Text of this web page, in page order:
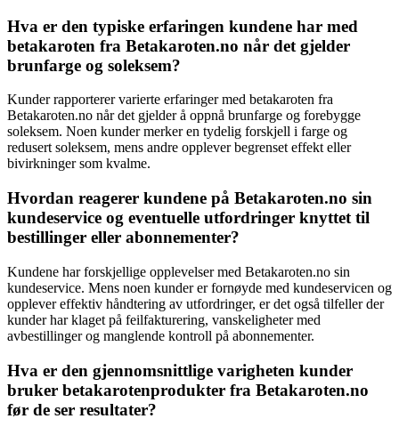
Hva er den typiske erfaringen kundene har med
betakaroten fra Betakaroten.no når det gjelder
brunfarge og soleksem?
Kunder rapporterer varierte erfaringer med betakaroten fra
Betakaroten.no når det gjelder å oppnå brunfarge og forebygge
soleksem. Noen kunder merker en tydelig forskjell i farge og
redusert soleksem, mens andre opplever begrenset effekt eller
bivirkninger som kvalme.
Hvordan reagerer kundene på Betakaroten.no sin
kundeservice og eventuelle utfordringer knyttet til
bestillinger eller abonnementer?
Kundene har forskjellige opplevelser med Betakaroten.no sin
kundeservice. Mens noen kunder er fornøyde med kundeservicen og
opplever effektiv håndtering av utfordringer, er det også tilfeller der
kunder har klaget på feilfakturering, vanskeligheter med
avbestillinger og manglende kontroll på abonnementer.
Hva er den gjennomsnittlige varigheten kunder
bruker betakarotenprodukter fra Betakaroten.no
før de ser resultater?